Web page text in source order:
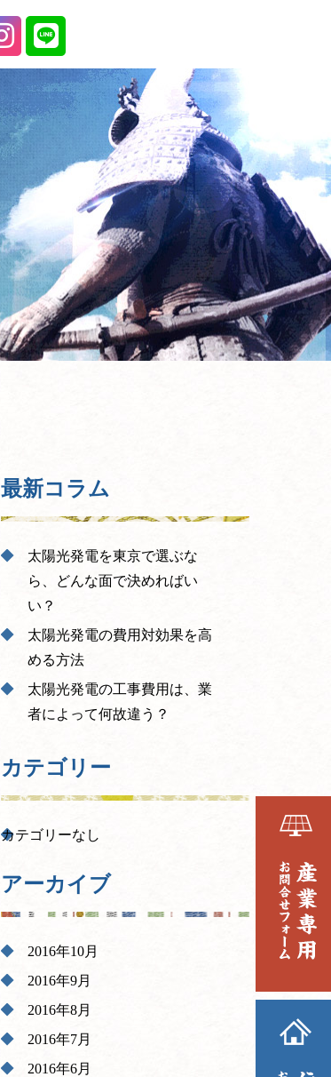
最新コラム
太陽光発電を東京で選ぶな
ら、どんな面で決めればい
い？
太陽光発電の費用対効果を高
める方法
太陽光発電の工事費用は、業
者によって何故違う？
カテゴリー
カテゴリーなし
アーカイブ
2016年10月
2016年9月
2016年8月
2016年7月
2016年6月